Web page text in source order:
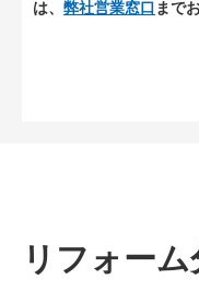
は、 弊社営業窓口 まで
リフォー